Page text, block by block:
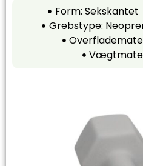
Form: Sekskantet
Grebstype: